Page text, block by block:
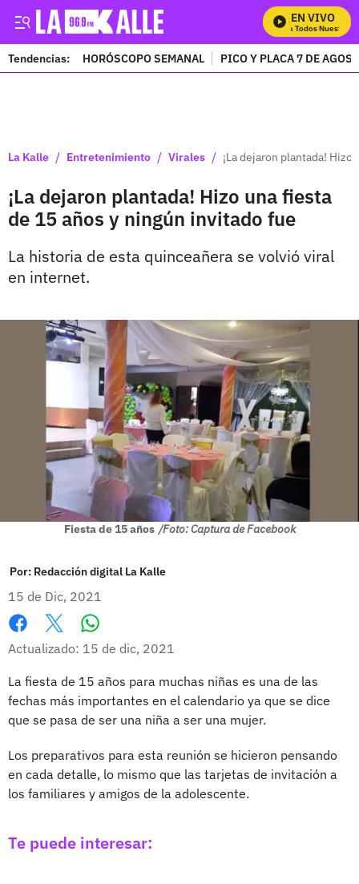
EN VIVO
Mira Todos Nuestros
Tendencias: HORÓSCOPO SEMANAL PICO Y PLACA 7 DE
La Kalle / Entretenimiento / Virales / ¡La dejaron plantada!
¡La dejaron plantada! Hizo una fiesta
de 15 años y ningún invitado fue
La historia de esta quinceañera se volvió viral
en internet.
Fiesta de 15 años /Foto: Captura de Facebook
Por: Redacción digital La Kalle
15 de Dic, 2021
Facebook
X
Actualizado: 15 de dic, 2021
La fiesta de 15 años para muchas niñas es una de las
fechas más importantes en el calendario ya que se dice
que se pasa de ser una niña a ser una mujer.
Los preparativos para esta reunión se hicieron pensando
en cada detalle, lo mismo que las tarjetas de invitación a
los familiares y amigos de la adolescente.
Te puede interesar: